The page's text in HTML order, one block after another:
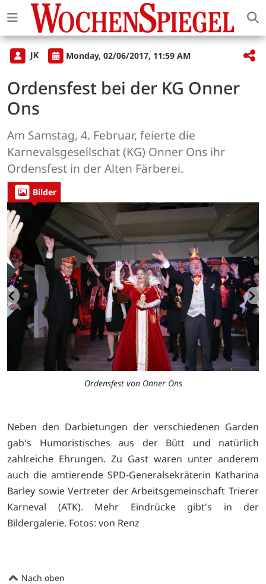
JK Monday, 02/06/2017, 11:59 AM
Ordensfest bei der KG Onner
Ons
Am Samstag, 4. Februar, feierte die
Karnevalsgesellschat (KG) Onner Ons ihr
Ordensfest in der Alten Färberei.
Bilder
Ordensfest von Onner Ons
Neben den Darbietungen der verschiedenen Garden
gab's Humoristisches aus der Bütt und natürlich
zahlreiche Ehrungen. Zu Gast waren unter anderem
auch die amtierende SPD-Generalsekräterin Katharina
Barley sowie Vertreter der Arbeitsgemeinschaft Trierer
Karneval (ATK). Mehr Eindrücke gibt's in der
Bildergalerie. Fotos: von Renz
Nach oben